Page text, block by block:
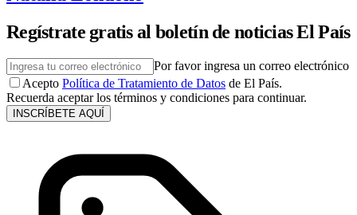
Regístrate gratis al boletín de noticias El País
Por favor ingresa un correo electrónico
Acepto Política de Tratamiento de Datos de El País.
Recuerda aceptar los términos y condiciones para continuar.
INSCRÍBETE AQUÍ